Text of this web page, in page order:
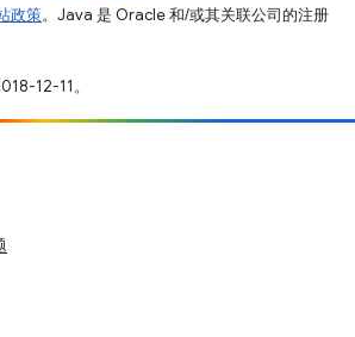
政策。Java 是 Oracle 和/或其关联公司的注册
12-11。